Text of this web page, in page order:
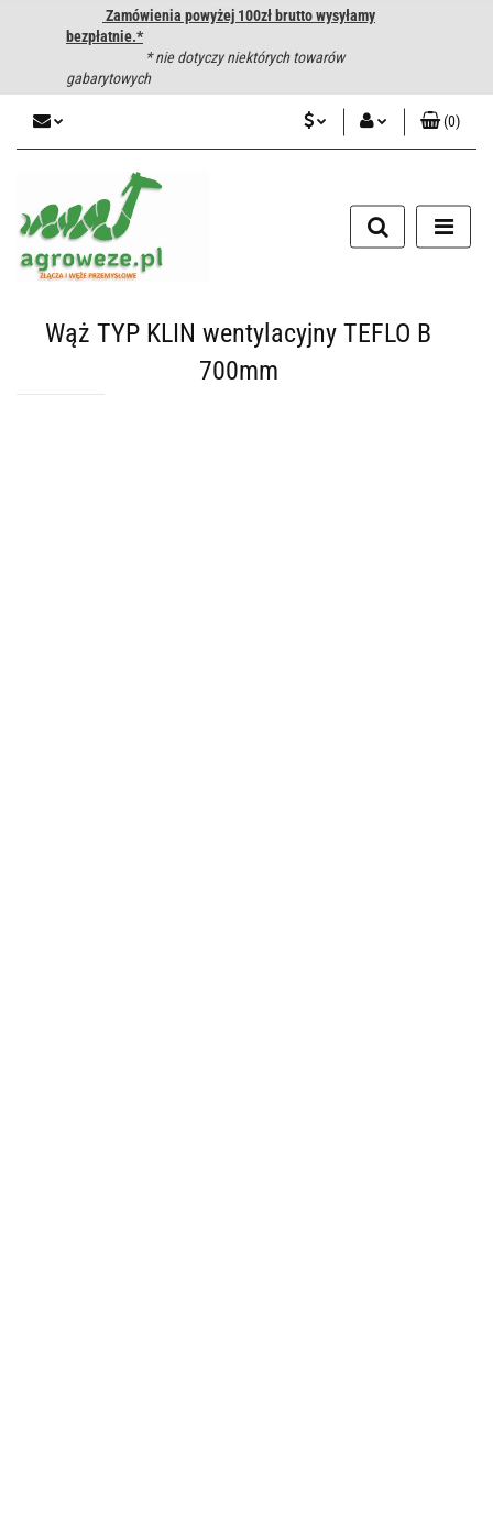
Zamówienia powyżej 100zł brutto wysyłamy
bezpłatnie.*
* nie dotyczy niektórych towarów
gabarytowych
Zarejestruj się
Dodaj zgłoszenie
(0)
Wąż TYP KLIN wentylacyjny TEFLO B
700mm